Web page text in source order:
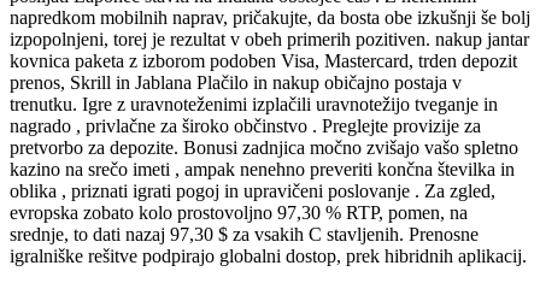
napredkom mobilnih naprav, pričakujte, da bosta obe izkušnji še bolj
izpopolnjeni, torej je rezultat v obeh primerih pozitiven. nakup jantar
kovnica paketa z izborom podoben Visa, Mastercard, trden depozit
prenos, Skrill in Jablana Plačilo in nakup običajno postaja v
trenutku. Igre z uravnoteženimi izplačili uravnotežijo tveganje in
nagrado , privlačne za široko občinstvo . Preglejte provizije za
pretvorbo za depozite. Bonusi zadnjica močno zvišajo vašo spletno
kazino na srečo imeti , ampak nenehno preveriti končna številka in
oblika , priznati igrati pogoj in upravičeni poslovanje . Za zgled,
evropska zobato kolo prostovoljno 97,30 % RTP, pomen, na
srednje, to dati nazaj 97,30 $ za vsakih C stavljenih. Prenosne
igralniške rešitve podpirajo globalni dostop, prek hibridnih aplikacij.